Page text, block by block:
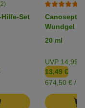
Set
Canosept®
Wundgel
20 ml
UVP 14,99 €
13,49 €
674,50 € / l